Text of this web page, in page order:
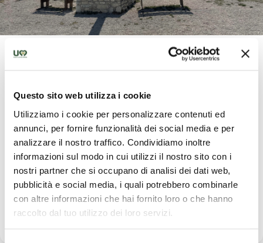
Questo sito web utilizza i cookie
Utilizziamo i cookie per personalizzare contenuti ed
annunci, per fornire funzionalità dei social media e per
analizzare il nostro traffico. Condividiamo inoltre
informazioni sul modo in cui utilizzi il nostro sito con i
nostri partner che si occupano di analisi dei dati web,
pubblicità e social media, i quali potrebbero combinarle
con altre informazioni che hai fornito loro o che hanno
raccolto dal tuo utilizzo dei loro servizi.
Rocchetta-Schlucht
della Rocchetta (4c/V), einem Kalksteinfelsen nur 1 km vom
oder Big-Wall (6 A/V), von dem aus man die Coda del Diavolo
überblickt, eine beeindruckende, vom Wasser in den Fels
gehauene Rutschbahn. Dank der Höhe von 550 m und der
unterschiedlichen Exposition der Sektoren kann man hier das
ganze Jahr über klettern. Folgt man den Schildern, erreicht man
von diesem Felsen aus die Einsiedelei von Serrasanta, von wo
aus man ein weiteres atemberaubendes Panorama bewundern
kann.